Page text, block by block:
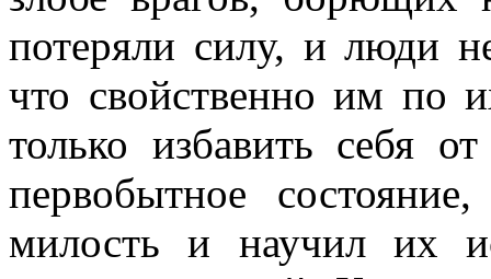
потеряли силу, и люди
что свойственно им по
только избавить себя
первобытное
милость и научил их